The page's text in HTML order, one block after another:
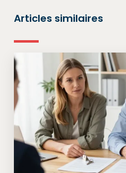
Articles similaires